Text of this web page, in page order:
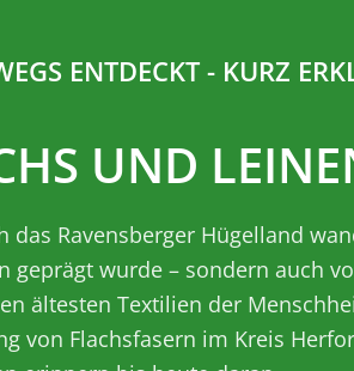
ENTDECKT - KURZ
UND
das Ravensberger Hügelland
geprägt wurde – sondern auch
ältesten Textilien der
von Flachsfasern im Kreis